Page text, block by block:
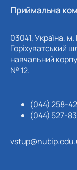
Приймальна
03041, Україна, м.
Горіхуватський
навчальний
№ 12.
(044) 258-
(044) 527-